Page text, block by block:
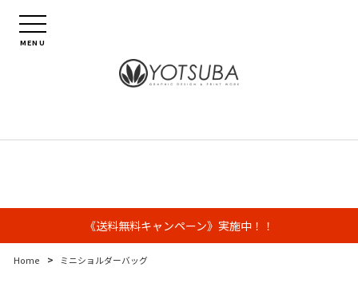
MENU
《送料無料キャンペーン》実施中！！
Home > ミニショルダーバッグ